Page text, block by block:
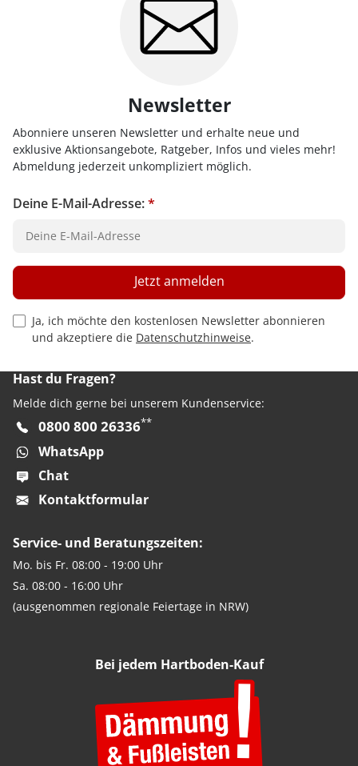
Newsletter
Abonniere unseren Newsletter und erhalte neue und
exklusive Aktionsangebote, Ratgeber, Infos und vieles mehr!
Abmeldung jederzeit unkompliziert möglich.
Deine E-Mail-Adresse:*
Privacy Policy Checkbox
Ja, ich möchte den kostenlosen Newsletter abonnieren
und akzeptiere die Datenschutzhinweise.
Jetzt anmelden
Hast du Fragen?
Melde dich gerne bei unserem Kundenservice:
0800 800 26336**
WhatsApp
Chat
Kontaktformular
Service- und Beratungszeiten:
Mo. bis Fr. 08:00 - 19:00 Uhr
Sa. 08:00 - 16:00 Uhr
(ausgenommen regionale Feiertage in NRW)
Bei jedem Hartboden-Kauf